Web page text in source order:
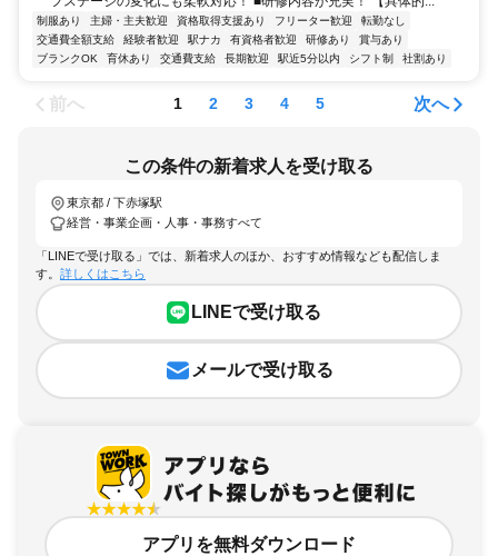
制服あり 主婦・主夫歓迎 資格取得支援あり フリーター歓迎
転勤なし
交通費全額支給
経験者歓迎 駅ナカ 有資格者歓迎 研修あり
賞与あり
ブランクOK
育休あり 交通費支給 長期歓迎 駅近5分以内 シフト制 社割あり
前へ 1 2 3 4 5 次へ
この条件の新着求人を受け取る
東京都 / 下赤塚駅
経営・事業企画・人事・事務すべて
「LINEで受け取る」では、新着求人のほか、おすすめ情報なども配信しま
す。 詳しくはこちら
LINEで受け取る
メールで受け取る
アプリを無料ダウンロード